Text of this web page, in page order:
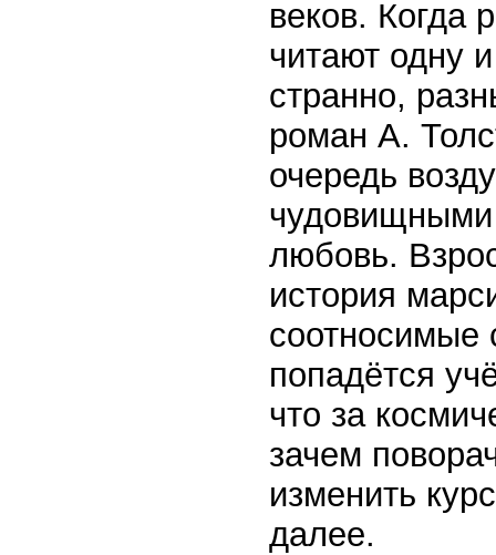
веков. Когда
читают одну
странно,
роман А.
очередь
чудовищными
любовь.
история
попадётся
что за
зачем
изменить
далее.